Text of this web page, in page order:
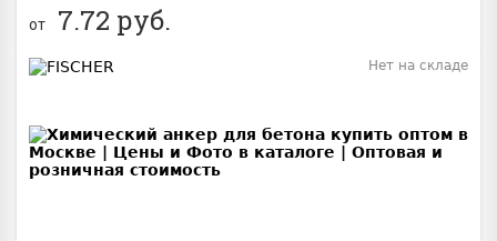
от 7.72 руб.
Нет на складе